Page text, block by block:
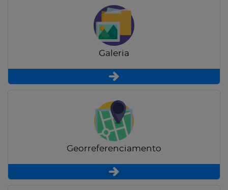
Galeria
Georreferenciamento